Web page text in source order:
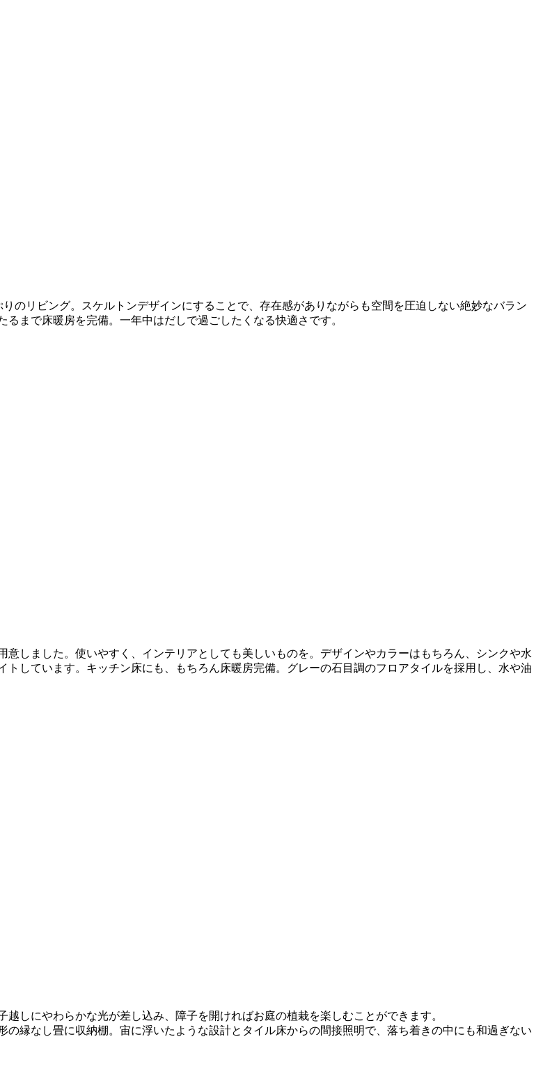
のリビング。スケルトンデザインにすることで、存在感がありながらも空間を圧迫しない絶妙なバラン
まで床暖房を完備。一年中はだしで過ごしたくなる快適さです。
しました。使いやすく、インテリアとしても美しいものを。デザインやカラーはもちろん、シンクや水
しています。キッチン床にも、もちろん床暖房完備。グレーの石目調のフロアタイルを採用し、水や油
しにやわらかな光が差し込み、障子を開ければお庭の植栽を楽しむことができます。
縁なし畳に収納棚。宙に浮いたような設計とタイル床からの間接照明で、落ち着きの中にも和過ぎない